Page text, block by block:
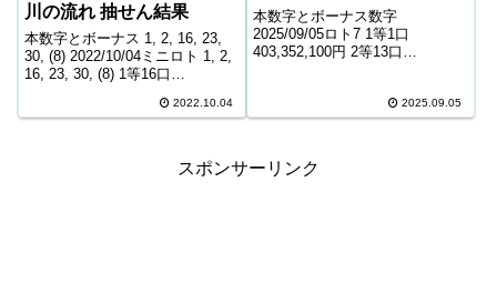
川の流れ 抽せん結果
本数字とボーナス 1, 2, 16, 23,
30, (8) 2022/10/04ミニロト 1, 2,
16, 23, 30, (8) 1等16口
3等2,064口 9,800円 4等4...2022.10.04
本数字とボーナス数字
2025/09/05ロト7 1等1口
403,352,100円 2等13口
1,400円 6等123,377口 ...2025.09.05
スポンサーリンク